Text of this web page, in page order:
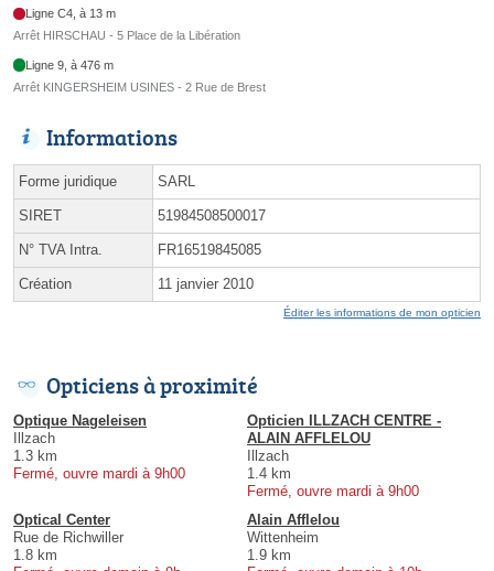
Ligne C4, à 13 m
Arrêt HIRSCHAU - 5 Place de la Libération
Ligne 9, à 476 m
Arrêt KINGERSHEIM USINES - 2 Rue de Brest
Informations
Forme juridique SARL
SIRET 51984508500017
N° TVA Intra. FR16519845085
Création 11 janvier 2010
Éditer les informations de mon opticien
Opticiens à proximité
Optique Nageleisen
Illzach
1.3 km
Fermé, ouvre mardi à 9h00
Opticien ILLZACH CENTRE -
ALAIN AFFLELOU
Illzach
1.4 km
Fermé, ouvre mardi à 9h00
Optical Center
Rue de Richwiller
1.8 km
Alain Afflelou
Wittenheim
1.9 km